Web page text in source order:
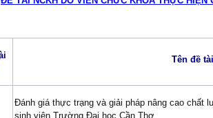
Tên đề tài
Đánh giá thực trạng và giải pháp nâng cao chất
sinh viên Trường Đại học Cần Thơ